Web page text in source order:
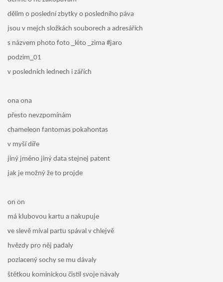
dělim o poslední zbytky o posledního páva
jsou v mejch složkách souborech a adresářích
s názvem photo foto _léto _zima #jaro
podzim_01
v posledních lednech i zářích
ona ona
přesto nevzpomínám
chameleon fantomas pokahontas
v myší díře
jiný jméno jiný data stejnej patent
jak je možný že to projde
on on
má klubovou kartu a nakupuje
ve slevě míval partu spával v chlejvě
hvězdy pro něj padaly
pozlacený sochy se mu dávaly
štětkou kominickou čistil svoje návaly